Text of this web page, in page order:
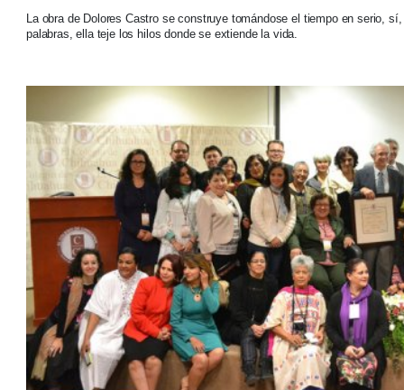
La obra de Dolores Castro se construye tomándose el tiempo en serio,
palabras, ella teje los hilos donde se extiende la vida.